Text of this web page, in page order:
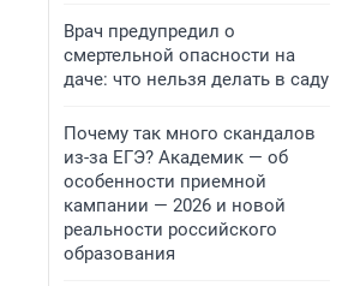
Врач предупредил о
смертельной опасности на
даче: что нельзя делать в саду
Почему так много скандалов
из-за ЕГЭ? Академик — об
особенности приемной
кампании — 2026 и новой
реальности российского
образования